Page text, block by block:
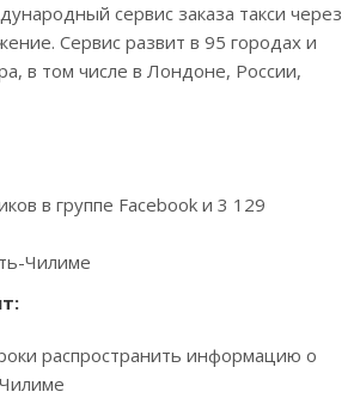
сервис заказа такси через
Сервис развит в 95 городах и
в том числе в Лондоне, России,
в группе Facebook и 3 129
Чилиме
распространить информацию о